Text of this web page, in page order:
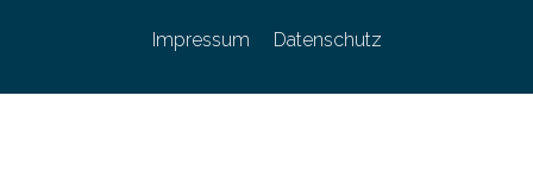
Impressum Datenschutz